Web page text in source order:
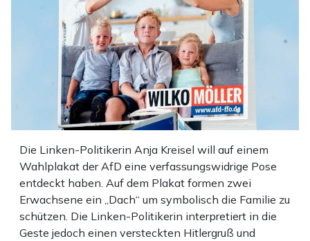
Die Linken-Politikerin Anja Kreisel will auf einem
Wahlplakat der AfD eine verfassungswidrige Pose
entdeckt haben. Auf dem Plakat formen zwei
Erwachsene ein „Dach“ um symbolisch die Familie zu
schützen. Die Linken-Politikerin interpretiert in die
Geste jedoch einen versteckten Hitlergruß und